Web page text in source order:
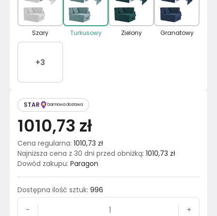
STAR Darmowa dostawa
1010,73 zł
Cena regularna: 1010,73 zł
Najniższa cena z 30 dni przed obniżką: 1010,73 zł
Dowód zakupu: Paragon
Dostępna ilość sztuk: 996
- +
Szary Turkusowy Zielony Granatowy
+3